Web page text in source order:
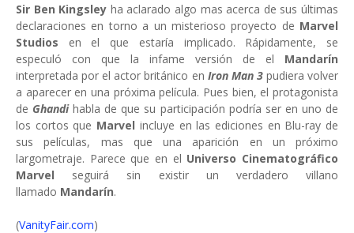
Sir Ben Kingsley ha aclarado algo mas acerca de sus últimas
declaraciones en torno a un misterioso proyecto de Marvel
Studios en el que estaría implicado. Rápidamente, se
especuló con que la infame versión de el Mandarín
interpretada por el actor británico en Iron Man 3pudiera volver
a aparecer en una próxima película. Pues bien, el protagonista
de Ghandihabla de que su participación podría ser en uno de
los cortos que Marvel incluye en las ediciones en Blu-ray de
sus películas, mas que una aparición en un próximo
largometraje. Parece que en el Universo Cinematográfico
Marvel seguirá sin existir un verdadero villano
llamado Mandarín.
(VanityFair.com)